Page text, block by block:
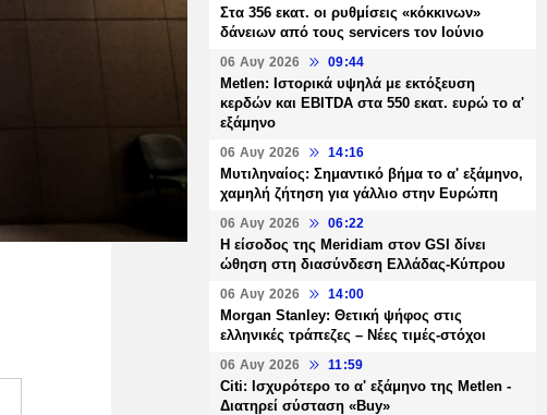
Στα 356 εκατ. οι ρυθμίσεις «κόκκινων»
δάνειων από τους servicers τον Ιούνιο
06 Αυγ 2026 09:44
Metlen: Ιστορικά υψηλά με εκτόξευση
κερδών και EBITDA στα 550 εκατ. ευρώ το α'
εξάμηνο
06 Αυγ 2026 14:16
Μυτιληναίος: Σημαντικό βήμα το α' εξάμηνο,
χαμηλή ζήτηση για γάλλιο στην Ευρώπη
06 Αυγ 2026 06:22
Η είσοδος της Meridiam στον GSI δίνει
ώθηση στη διασύνδεση Ελλάδας-Κύπρου
06 Αυγ 2026 14:00
Morgan Stanley: Θετική ψήφος στις
ελληνικές τράπεζες – Νέες τιμές-στόχοι
06 Αυγ 2026 11:59
Citi: Ισχυρότερο το α' εξάμηνο της Metlen -
Διατηρεί σύσταση «Buy»